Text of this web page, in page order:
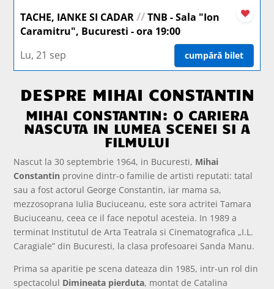
TACHE, IANKE SI CADAR//TNB - Sala "Ion
Caramitru", Bucuresti - ora 19:00
Lu, 21 sep
cumpără bilet
DESPRE MIHAI CONSTANTIN
MIHAI CONSTANTIN: O CARIERA
NASCUTA IN LUMEA SCENEI SI A
FILMULUI
Nascut la 30 septembrie 1964, in Bucuresti, Mihai
Constantin provine dintr-o familie de artisti reputati: tatal
sau a fost actorul George Constantin, iar mama sa,
mezzosoprana Iulia Buciuceanu, este sora actritei Tamara
Buciuceanu, ceea ce il face nepotul acesteia. In 1989 a
terminat Institutul de Arta Teatrala si Cinematografica „I.L.
Caragiale” din Bucuresti, la clasa profesoarei Sanda Manu.
Prima sa aparitie pe scena dateaza din 1985, intr-un rol din
spectacolul Dimineata pierduta, montat de Catalina